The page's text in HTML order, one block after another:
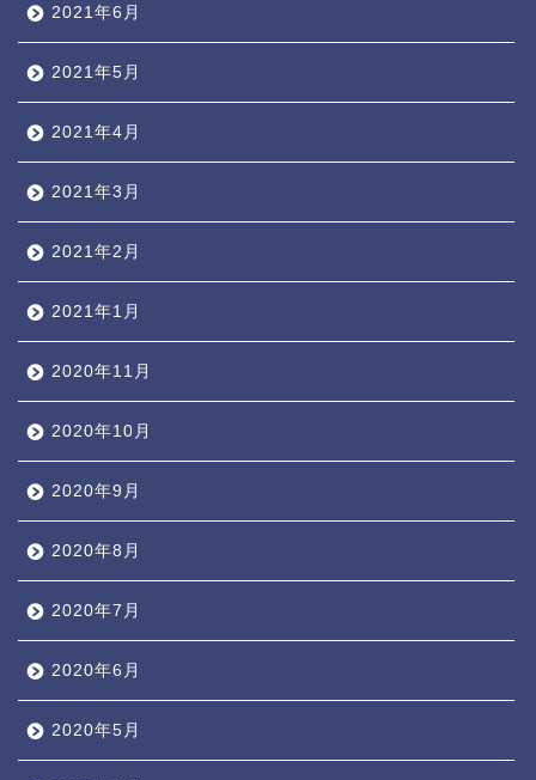
2021年6月
2021年5月
2021年4月
2021年3月
2021年2月
2021年1月
2020年11月
2020年10月
2020年9月
2020年8月
2020年7月
2020年6月
2020年5月